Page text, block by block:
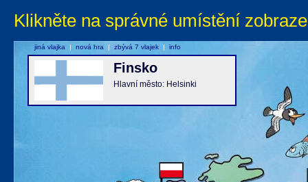
Klikněte na správné umístění
Finsko
Hlavní město: Helsinki
jiná vlajka | nová hra | zbývá 7 vlajek | info